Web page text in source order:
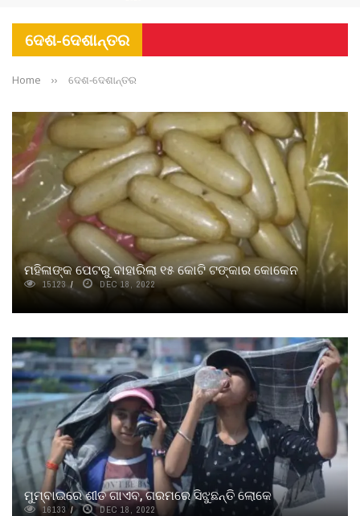
ଦେଶ-ଦେଶାନ୍ତର
Home ›› ଦେଶ-ଦେଶାନ୍ତର
ମହିଳାଙ୍କ ପେଟରୁ ବାହାରିଲା ୧୫ କୋଟି ଟଙ୍କାର କୋକେନ
15123 DEC 18, 2022
ମୁମ୍ବାଇରେ ଶୀତ ଗାଏବ, ଗରମରେ ସିଝୁଛନ୍ତି ଲୋକେ
16133 DEC 18, 2022